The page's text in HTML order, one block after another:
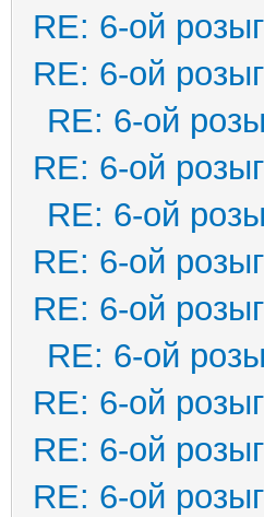
RE: 6-ой
RE: 6-ой
RE: 6-ой
RE: 6-ой
RE: 6-ой
RE: 6-ой
RE: 6-ой
RE: 6-ой
RE: 6-ой
RE: 6-ой
RE: 6-ой